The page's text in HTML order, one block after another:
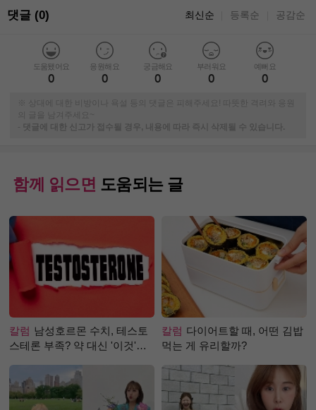
댓글 (0) 최신순 등록순 공감순
도움됐어요
0
응원해요
0
궁금해요
0
부러워요
0
예뻐요
0
※ 상대에 대한 비방이나 욕설 등의 댓글은 피해주세요! 따뜻한 격려와 응원
의 글을 남겨주세요~
-
댓글에 대한 신고가 접수될 경우, 내용에 따라 즉시 삭제될 수 있습니다.
함께 읽으면 도움되는 글
칼럼 남성호르몬 수치, 테스토
스테론 부족? 약 대신 '이것'으
칼럼 다이어트할 때, 어떤 김밥
먹는 게 유리할까?